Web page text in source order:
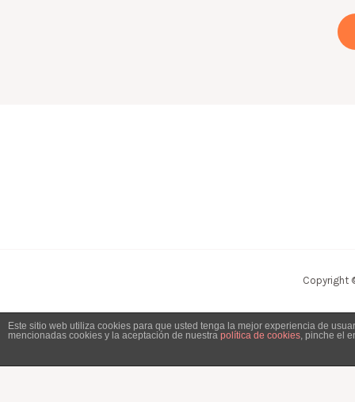
Copyright
Este sitio web utiliza cookies para que usted tenga la mejor experiencia de
mencionadas cookies y la aceptación de nuestra política de cookies , pinche el